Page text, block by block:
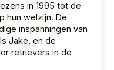
in 1995 tot de
hun welzijn. De
inspanningen van
Jake, en de
retrievers in de